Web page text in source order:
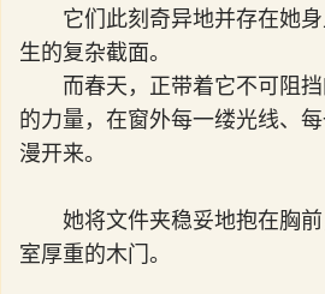
它们此刻奇异地并存在她
生的复杂截面。
而春天，正带着它不可阻
的力量，在窗外每一缕光线、
漫开来。
她将文件夹稳妥地抱在胸
室厚重的木门。